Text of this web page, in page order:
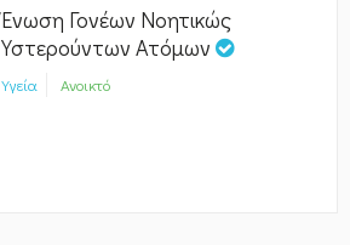
Ένωση Γονέων Νοητικώς
Υστερούντων Ατόμων
Υγεία Ανοικτό